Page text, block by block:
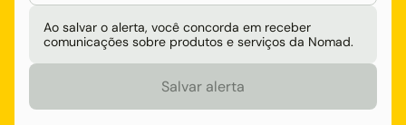
Ao salvar o alerta, você concorda em receber
comunicações sobre produtos e serviços da Nomad.